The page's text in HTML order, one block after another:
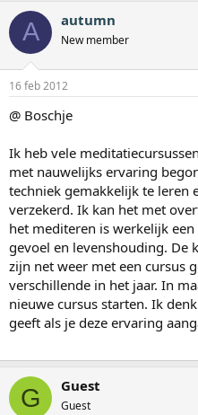
A autumn
New member
16 feb 2012
@ Boschje
Ik heb vele
met nauwelijks ervaring
techniek gemakkelijk te leren
verzekerd. Ik kan het met
het mediteren is werkelijk
gevoel en levenshouding. De
zijn net weer met een cursus
verschillende in het jaar. In
nieuwe cursus starten. Ik
geeft als je deze ervaring
G Guest
Guest